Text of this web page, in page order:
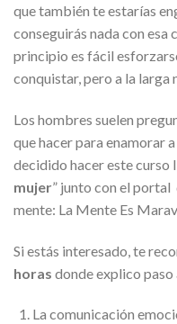
que también te estarías
conseguirás nada con esa
principio es fácil
conquistar, pero a la larga
Los hombres suelen
que hacer para enamorar
decidido hacer este curso
mujer” junto con el portal
mente: La Mente Es
Si estás interesado, te
horas donde explico paso
La comunicación